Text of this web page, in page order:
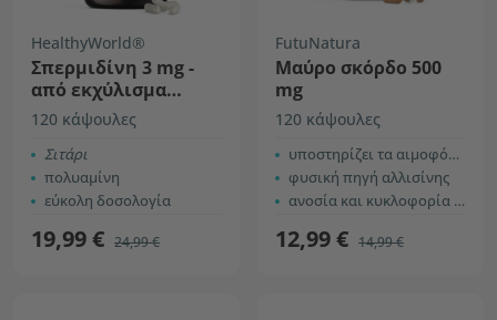
HealthyWorld®
Σπερμιδίνη 3 mg -
από εκχύλισμα
φύτρων σιταριού
120 κάψουλες
Σιτάρι
πολυαμίνη
εύκολη δοσολογία
19,99 € 24,99 €
FutuNatura
Μαύρο σκόρδο 500
mg
120 κάψουλες
υποστηρίζει τα αιμοφόρα αγγεία
φυσική πηγή αλλισίνης
ανοσία και κυκλοφορία του αίματος
12,99 € 14,99 €